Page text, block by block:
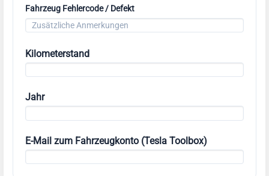
Fahrzeug Fehlercode / Defekt
Kilometerstand
Jahr
E-Mail zum Fahrzeugkonto (Tesla Toolbox)